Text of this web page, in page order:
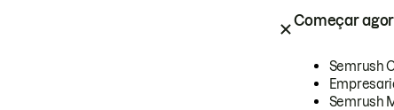
Começar
Semrush
Semrush